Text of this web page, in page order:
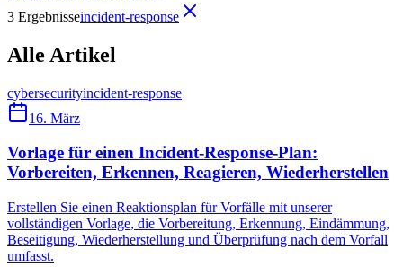
3 Ergebnisseincident-response
Alle Artikel
cybersecurityincident-response
16. März
Vorlage für einen Incident-Response-Plan:
Vorbereiten, Erkennen, Reagieren, Wiederherstellen
Erstellen Sie einen Reaktionsplan für Vorfälle mit unserer
vollständigen Vorlage, die Vorbereitung, Erkennung, Eindämmung,
Beseitigung, Wiederherstellung und Überprüfung nach dem Vorfall
umfasst.